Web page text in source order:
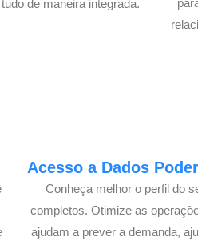
de maneira integrada.
Acesso a Dados
Conheça melhor o perfil do
completos. Otimize as
ajudam a prever a demanda,